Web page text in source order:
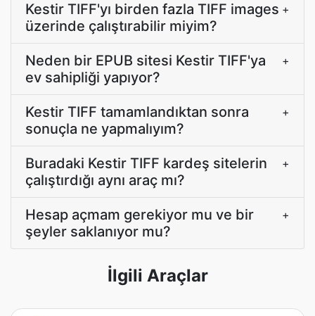
Kestir TIFF'yı birden fazla TIFF images
üzerinde çalıştırabilir miyim?
+
Neden bir EPUB sitesi Kestir TIFF'ya
ev sahipliği yapıyor?
+
Kestir TIFF tamamlandıktan sonra
sonuçla ne yapmalıyım?
+
Buradaki Kestir TIFF kardeş sitelerin
çalıştırdığı aynı araç mı?
+
Hesap açmam gerekiyor mu ve bir
şeyler saklanıyor mu?
+
İlgili Araçlar